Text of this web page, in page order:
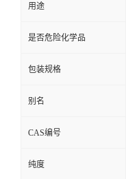
用途
是否危险化学品
包装规格
别名
CAS编号
纯度